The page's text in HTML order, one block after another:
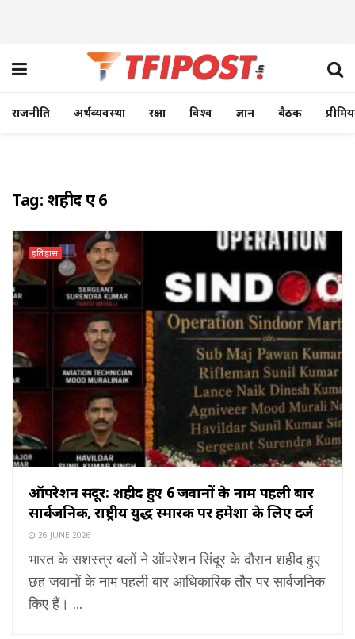
राजनीति अर्थव्यवस्था रक्षा विश्व ज्ञान बैठक
Tag: शहीद हुए 6
इतिहास
ऑपरेशन सिंदूर: शहीद हुए 6 जवानों के नाम पहली बार
सार्वजनिक, राष्ट्रीय युद्ध स्मारक पर हमेशा के लिए दर्ज
26 JUNE 2026
भारत के सशस्त्र बलों ने ऑपरेशन सिंदूर के दौरान शहीद हुए
छह जवानों के नाम पहली बार आधिकारिक तौर पर सार्वजनिक
किए हैं। ...